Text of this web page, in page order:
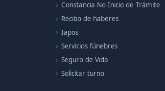
Constancia No Inicio de Trámite
Recibo de haberes
Iapos
Servicios fúnebres
Seguro de Vida
Solicitar turno